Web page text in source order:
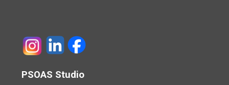
PSOAS Studio